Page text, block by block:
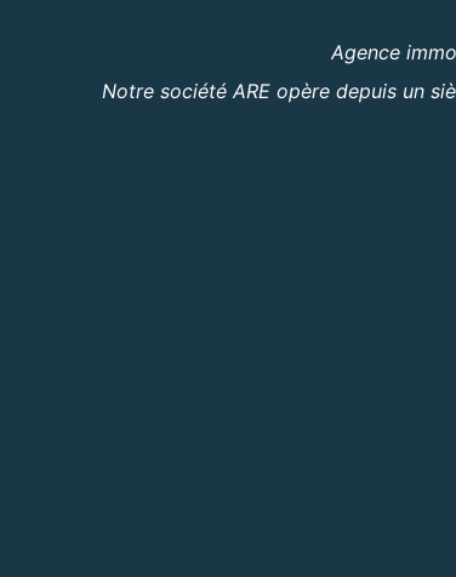
Agence
Notre société ARE opère depuis un